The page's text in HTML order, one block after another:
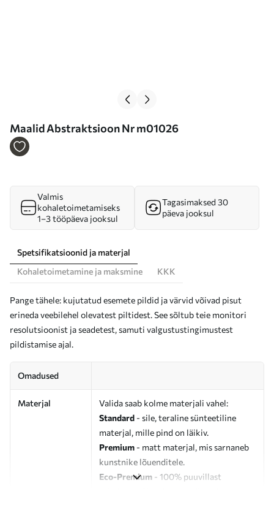
Maalid Abstraktsioon Nr m01026
Valmis
kohaletoimetamiseks
1–3 tööpäeva jooksul
Tagasimaksed 30
päeva jooksul
Spetsifikatsioonid ja materjal
Kohaletoimetamine ja maksmine
KKK
Pange tähele: kujutatud esemete pildid ja värvid võivad pisut
erineda veebilehel olevatest piltidest. See sõltub teie monitori
resolutsioonist ja seadetest, samuti valgustustingimustest
pildistamise ajal.
Omadused
Materjal
Valida saab kolme materjali vahel:
Standard - sile, teraline sünteetiline
materjal, mille pind on läikiv.
Premium - matt materjal, mis sarnaneb
kunstnike lõuenditele.
Eco-Premium - 100% puuvillast